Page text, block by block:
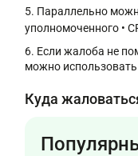
Параллельно
уполномоченного •
Если жалоба не
можно
Куда